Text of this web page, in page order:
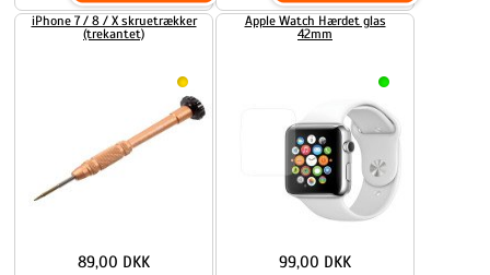
iPhone 7 / 8 / X skruetrækker
(trekantet)
89,00 DKK
Apple Watch Hærdet glas
42mm
99,00 DKK